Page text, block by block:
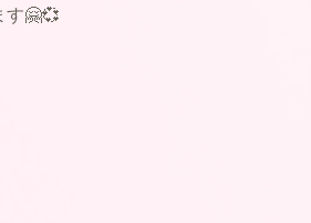
す🤗💞